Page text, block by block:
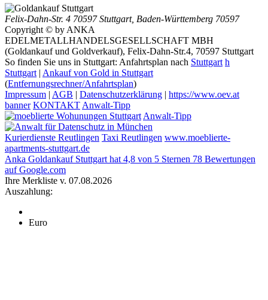
Felix-Dahn-Str. 4 70597 Stuttgart, Baden-Württemberg 70597
Copyright © by ANKA
EDELMETALLHANDELSGESELLSCHAFT MBH
(Goldankauf und Goldverkauf), Felix-Dahn-Str.4, 70597 Stuttgart
So finden Sie uns in Stuttgart: Anfahrtsplan nach Stuttgart h
Stuttgart | Ankauf von Gold in Stuttgart
(Entfernungsrechner/Anfahrtsplan)
Impressum | AGB | Datenschutzerklärung | https://www.oev.at
banner KONTAKT Anwalt-Tipp
Anwalt-Tipp
Kurierdienste Reutlingen Taxi Reutlingen www.moeblierte-
apartments-stuttgart.de
Anka Goldankauf Stuttgart hat 4,8 von 5 Sternen 78 Bewertungen
auf Google.com
Ihre Merkliste v. 07.08.2026
Auszahlung:
Euro